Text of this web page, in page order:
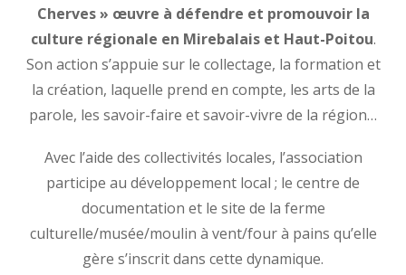
Cherves » œuvre à défendre et promouvoir la
culture régionale en Mirebalais et Haut-Poitou.
Son action s’appuie sur le collectage, la formation et
la création, laquelle prend en compte, les arts de la
parole, les savoir-faire et savoir-vivre de la région…
Avec l’aide des collectivités locales, l’association
participe au développement local ; le centre de
documentation et le site de la ferme
culturelle/musée/moulin à vent/four à pains qu’elle
gère s’inscrit dans cette dynamique.